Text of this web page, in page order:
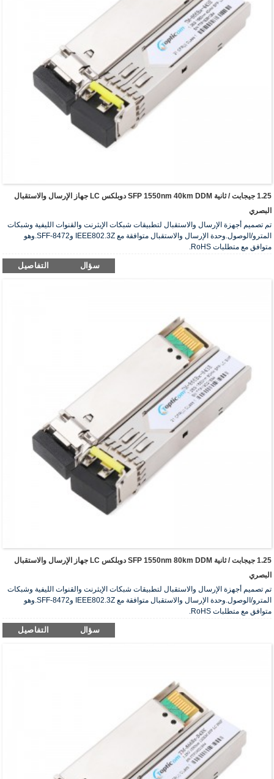
1.25 جيجابت / ثانية SFP 1550nm 40km DDM دوبلكس LC جهاز الإرسال والاستقبال
البصري
تم تصميم أجهزة الإرسال والاستقبال لتطبيقات شبكات الإيثرنت والقنوات الليفية وشبكات
المترو/الوصول.وحدة الإرسال والاستقبال متوافقة مع IEEE802.3Z وSFF-8472.وهو
متوافق مع متطلبات RoHS.
سؤال التفاصيل
1.25 جيجابت / ثانية SFP 1550nm 80km DDM دوبلكس LC جهاز الإرسال والاستقبال
البصري
تم تصميم أجهزة الإرسال والاستقبال لتطبيقات شبكات الإيثرنت والقنوات الليفية وشبكات
المترو/الوصول.وحدة الإرسال والاستقبال متوافقة مع IEEE802.3Z وSFF-8472.وهو
متوافق مع متطلبات RoHS.
سؤال التفاصيل